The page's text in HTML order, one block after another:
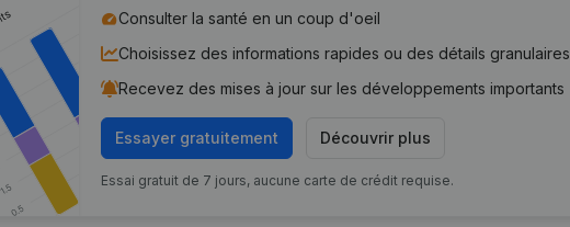
Consulter la santé en un coup d'oeil
Choisissez des informations rapides ou des détails granulaires
Recevez des mises à jour sur les développements importants
Essayer gratuitement Découvrir plus
Essai gratuit de 7 jours, aucune carte de crédit requise.